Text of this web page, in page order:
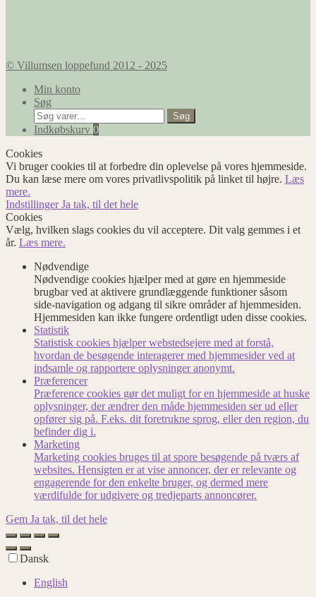
© Villumsen loppefund 2012 - 2025
Min konto
Søg
Søg
efter:
Søg
Indkøbskurv 0
Cookies
Vi bruger cookies til at forbedre din oplevelse på vores hjemmeside.
Du kan læse mere om vores privatlivspolitik på linket til højre. Læs
mere.
IndstillingerJa tak, til det hele
Cookies
Vælg, hvilken slags cookies du vil acceptere. Dit valg gemmes i et
år. Læs mere.
Nødvendige
Nødvendige cookies hjælper med at gøre en hjemmeside
brugbar ved at aktivere grundlæggende funktioner såsom
side-navigation og adgang til sikre områder af hjemmesiden.
Hjemmesiden kan ikke fungere ordentligt uden disse cookies.
Statistik
Statistisk cookies hjælper webstedsejere med at forstå,
hvordan de besøgende interagerer med hjemmesider ved at
indsamle og rapportere oplysninger anonymt.
Præferencer
Præference cookies gør det muligt for en hjemmeside at huske
oplysninger, der ændrer den måde hjemmesiden ser ud eller
opfører sig på. F.eks. dit foretrukne sprog, eller den region, du
befinder dig i.
Marketing
Marketing cookies bruges til at spore besøgende på tværs af
websites. Hensigten er at vise annoncer, der er relevante og
engagerende for den enkelte bruger, og dermed mere
værdifulde for udgivere og tredjeparts annoncører.
Gem Ja tak, til det hele
Dansk
English